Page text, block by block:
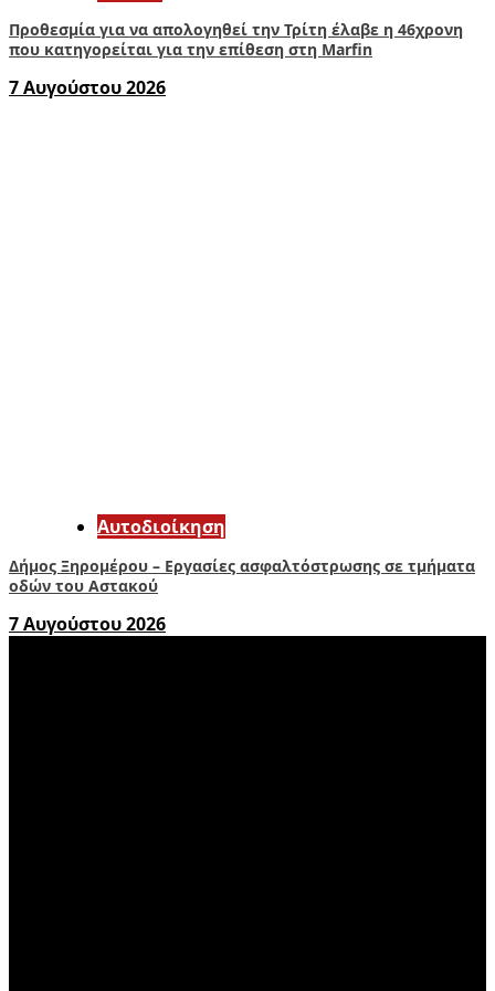
Προθεσμία για να απολογηθεί την Τρίτη έλαβε η 46χρονη
που κατηγορείται για την επίθεση στη Marfin
7 Αυγούστου 2026
Αυτοδιοίκηση
Δήμος Ξηρομέρου – Εργασίες ασφαλτόστρωσης σε τμήματα
οδών του Αστακού
7 Αυγούστου 2026